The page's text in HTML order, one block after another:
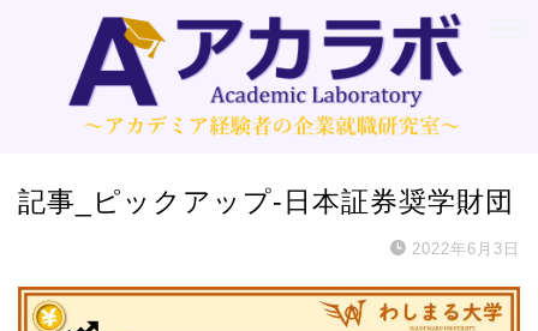
記事_ピックアップ-日本証券奨学財団
2022年6月3日